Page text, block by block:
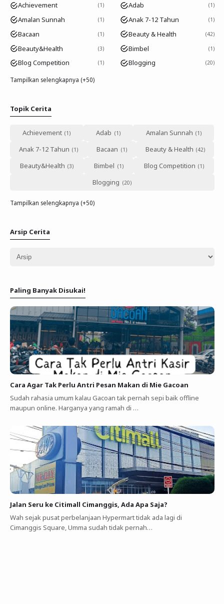
Achievement 1 Adab 1
Amalan Sunnah 1 Anak 7-12 Tahun 1
Bacaan 1 Beauty & Health 42
Beauty&Health 3 Bimbel 1
Blog Competition 1 Blogging 20
Tampilkan selengkapnya (+50)
Topik Cerita
Achievement Adab
Amalan Sunnah
Anak 7-12 Tahun
Bacaan
Beauty & Health
Beauty&Health
Bimbel
Blog Competition
Blogging
Tampilkan selengkapnya (+50)
Arsip Cerita
Paling Banyak Disukai!
Cara Agar Tak Perlu Antri Pesan Makan di Mie Gacoan
Sudah rahasia umum kalau Gacoan tak pernah sepi baik offline
maupun online. Harganya yang ramah di …
Jalan Seru ke Citimall Cimanggis, Ada Apa Saja?
Wah sejak pusat perbelanjaan Hypermart tidak ada lagi di
Cimanggis Square, Umma sudah tidak pernah…